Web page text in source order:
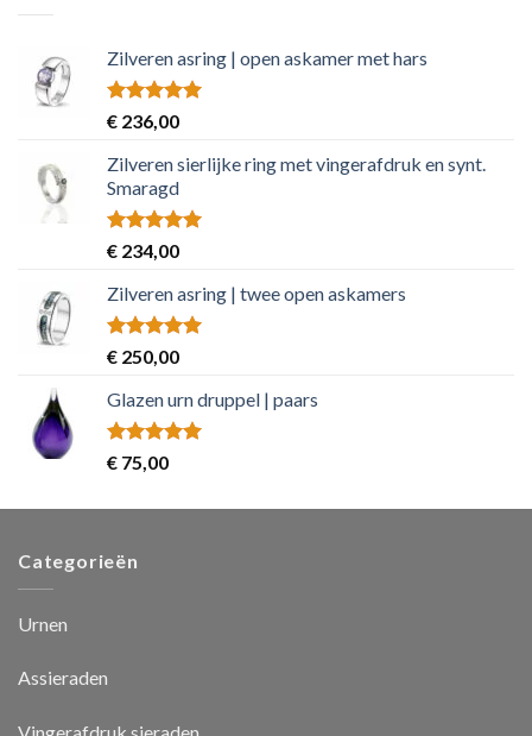
Zilveren asring | open askamer met hars
Rated5.00
out of 5
€ 236,00
Zilveren sierlijke ring met vingerafdruk en synt.
Smaragd
Rated5.00
out of 5
€ 234,00
Zilveren asring | twee open askamers
Rated5.00
out of 5
€ 250,00
Glazen urn druppel | paars
Rated5.00
out of 5
€ 75,00
Categorieën
Urnen
Assieraden